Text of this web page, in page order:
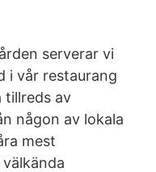
serverar vi
i vår restaurang
tillreds av
någon av lokala
mest